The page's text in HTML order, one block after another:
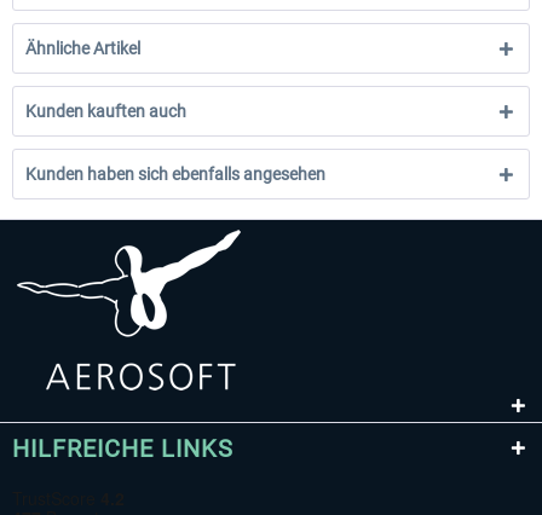
Ähnliche Artikel
Kunden kauften auch
Kunden haben sich ebenfalls angesehen
HILFREICHE LINKS